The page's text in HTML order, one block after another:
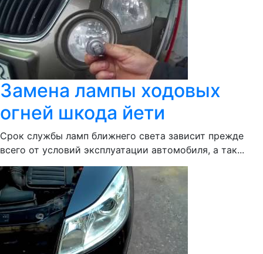
Замена лампы ходовых
огней шкода йети
Срок службы ламп ближнего света зависит прежде
всего от условий эксплуатации автомобиля, а так...